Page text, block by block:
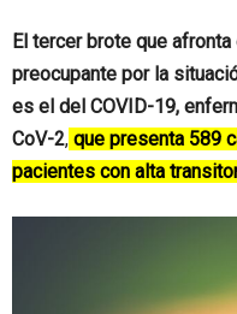
El tercer brote que
preocupante por la
es el del COVID-19,
CoV-2, que presenta 589
pacientes con alta